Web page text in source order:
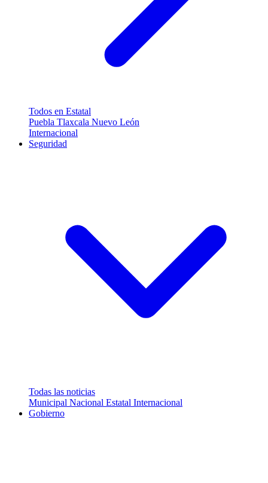
Todos en Estatal
Puebla Tlaxcala Nuevo León
Internacional
Seguridad
Todas las noticias
Municipal Nacional Estatal Internacional
Gobierno